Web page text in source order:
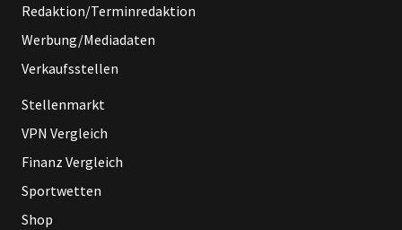
Redaktion/Terminredaktion
Werbung/Mediadaten
Verkaufsstellen
Stellenmarkt
VPN Vergleich
Finanz Vergleich
Sportwetten
Shop